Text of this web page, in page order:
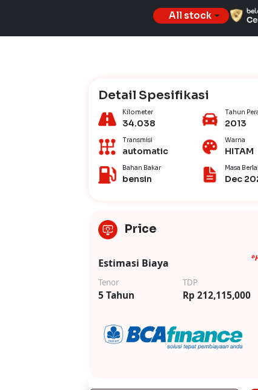
All stock
Detail Spesifikasi
Kilometer
34.038
Tahun
2013
Transmisi
automatic
Warna
HITAM
Bahan Bakar
bensin
Masa
Dec
Price
Estimasi Biaya
Tenor
5 Tahun
TDP
Rp 212,115,000